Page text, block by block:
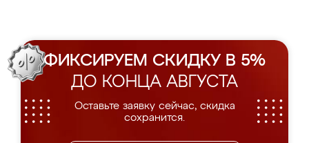
ФИКСИРУЕМ СКИДКУ В 5%
ДО КОНЦА АВГУСТА
Оставьте заявку сейчас, скидка
сохранится.